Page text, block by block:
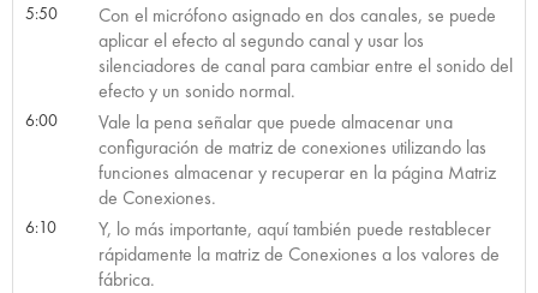
5:50
Con el micrófono asignado en dos canales, se puede
aplicar el efecto al segundo canal y usar los
silenciadores de canal para cambiar entre el sonido del
efecto y un sonido normal.
6:00
Vale la pena señalar que puede almacenar una
configuración de matriz de conexiones utilizando las
funciones almacenar y recuperar en la página Matriz
de Conexiones.
6:10
Y, lo más importante, aquí también puede restablecer
rápidamente la matriz de Conexiones a los valores de
fábrica.